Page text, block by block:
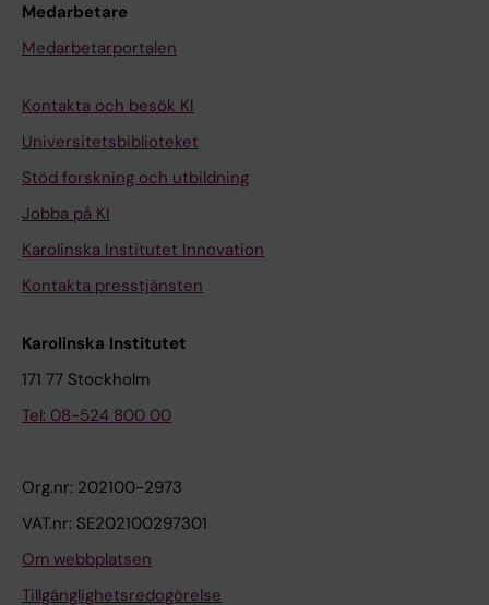
Medarbetare
Medarbetarportalen
Kontakta och besök KI
Universitetsbiblioteket
Stöd forskning och utbildning
Jobba på KI
Karolinska Institutet Innovation
Kontakta presstjänsten
Karolinska Institutet
171 77 Stockholm
Tel: 08-524 800 00
Org.nr: 202100-2973
VAT.nr: SE202100297301
Om webbplatsen
Tillgänglighetsredogörelse